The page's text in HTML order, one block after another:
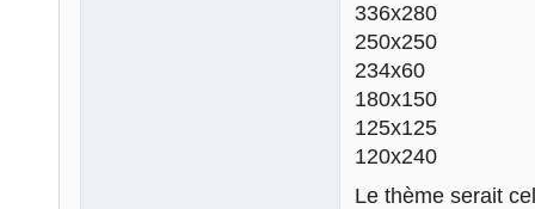
336x280
250x250
234x60
180x150
125x125
120x240
Le thème serait